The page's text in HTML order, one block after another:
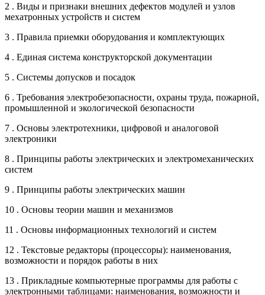
2 . Виды и признаки внешних дефектов модулей и узлов
мехатронных устройств и систем
3 . Правила приемки оборудования и комплектующих
4 . Единая система конструкторской документации
5 . Системы допусков и посадок
6 . Требования электробезопасности, охраны труда, пожарной,
промышленной и экологической безопасности
7 . Основы электротехники, цифровой и аналоговой
электроники
8 . Принципы работы электрических и электромеханических
систем
9 . Принципы работы электрических машин
10 . Основы теории машин и механизмов
11 . Основы информационных технологий и систем
12 . Текстовые редакторы (процессоры): наименования,
возможности и порядок работы в них
13 . Прикладные компьютерные программы для работы с
электронными таблицами: наименования, возможности и